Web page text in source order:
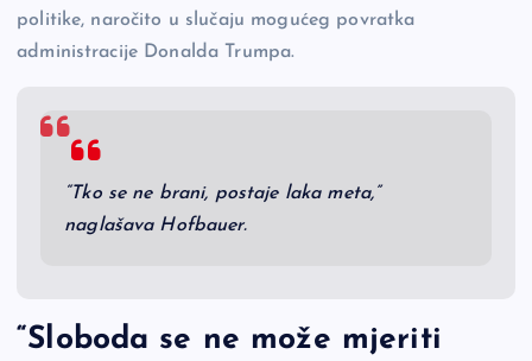
politike, naročito u slučaju mogućeg povratka
administracije Donalda Trumpa.
“Tko se ne brani, postaje laka meta,”
naglašava Hofbauer.
“Sloboda se ne može mjeriti